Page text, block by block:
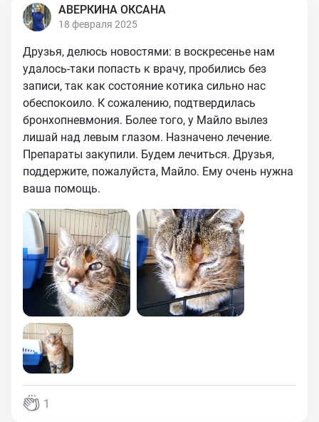
АВЕРКИНА ОКСАНА
18 февраля 2025
Друзья, делюсь новостями: в воскресенье нам
удалось-таки попасть к врачу, пробились без
записи, так как состояние котика сильно нас
обеспокоило. К сожалению, подтвердилась
бронхопневмония. Более того, у Майло вылез
лишай над левым глазом. Назначено лечение.
Препараты закупили. Будем лечиться. Друзья,
поддержите, пожалуйста, Майло. Ему очень нужна
ваша помощь.
1